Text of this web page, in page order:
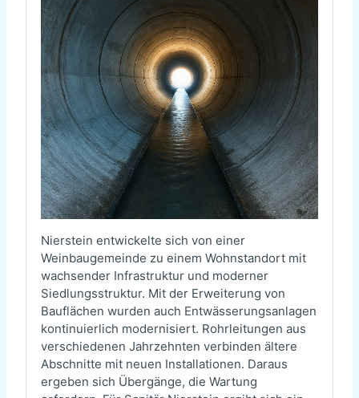
Nierstein entwickelte sich von einer
Weinbaugemeinde zu einem Wohnstandort mit
wachsender Infrastruktur und moderner
Siedlungsstruktur. Mit der Erweiterung von
Bauflächen wurden auch Entwässerungsanlagen
kontinuierlich modernisiert. Rohrleitungen aus
verschiedenen Jahrzehnten verbinden ältere
Abschnitte mit neuen Installationen. Daraus
ergeben sich Übergänge, die Wartung